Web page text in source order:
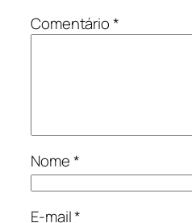
Comentário*
Nome*
E-mail*